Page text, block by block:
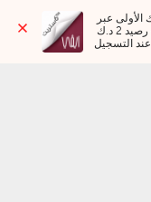
عند التسجيل